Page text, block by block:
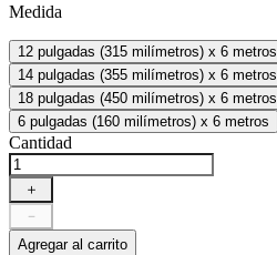
Medida
12 pulgadas (315 milímetros) x 6 metros
14 pulgadas (355 milímetros) x 6 metros
18 pulgadas (450 milímetros) x 6 metros
6 pulgadas (160 milímetros) x 6 metros
Cantidad
＋
－
Agregar al carrito